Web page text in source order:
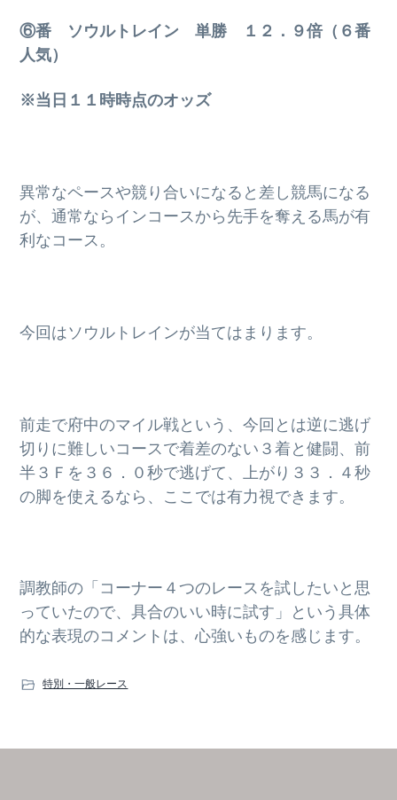
⑥番 ソウルトレイン 単勝 １２．９倍（６番
人気）
※当日１１時時点のオッズ
異常なペースや競り合いになると差し競馬になる
が、通常ならインコースから先手を奪える馬が有
利なコース。
今回はソウルトレインが当てはまります。
前走で府中のマイル戦という、今回とは逆に逃げ
切りに難しいコースで着差のない３着と健闘、前
半３Ｆを３６．０秒で逃げて、上がり３３．４秒
の脚を使えるなら、ここでは有力視できます。
調教師の「コーナー４つのレースを試したいと思
っていたので、具合のいい時に試す」という具体
的な表現のコメントは、心強いものを感じます。
特別・一般レース